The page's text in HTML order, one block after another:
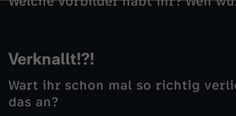
Verknallt!?!
Wart ihr schon mal so richtig
das an?